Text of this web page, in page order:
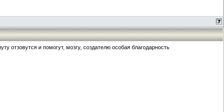
и помогут, мозгу, создателю особая благодарность